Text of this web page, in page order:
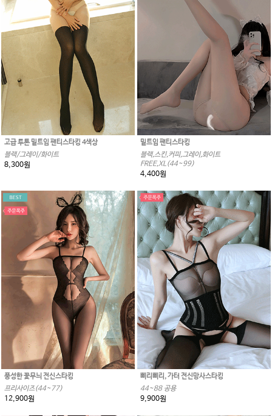
고급 투톤 밑트임 팬티스타킹 4색상
블랙/그레이/화이트
8,300원
밑트임 팬티스타킹
블랙,스킨,커피,그레이,화이트
FREE,XL(44~99)
4,400원
풍성한 꽃무늬 전신스타킹
프리사이즈(44~77)
12,900원
삐리삐리, 가터 전신망사스타킹
44~88 공용
9,900원